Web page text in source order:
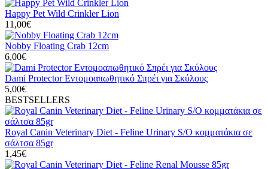
Happy Pet Wild Crinkler Lion
11,00€
Nobby Floating Crab 12cm
6,00€
Dami Protector Εντομοαπωθητικό Σπρέι για Σκύλους
5,00€
BESTSELLERS
Royal Canin Veterinary Diet - Feline Urinary S/O κομματάκια σε
σάλτσα 85gr
1,45€